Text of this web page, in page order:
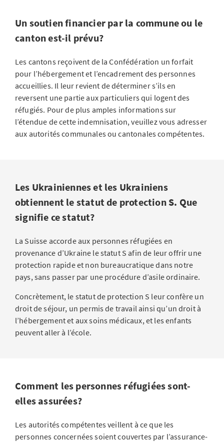
Un soutien financier par la commune ou le
canton est-il prévu?
Les cantons reçoivent de la Confédération un forfait
pour l’hébergement et l’encadrement des personnes
accueillies. Il leur revient de déterminer s’ils en
reversent une partie aux particuliers qui logent des
réfugiés. Pour de plus amples informations sur
l’étendue de cette indemnisation, veuillez vous adresser
aux autorités communales ou cantonales compétentes.
Les Ukrainiennes et les Ukrainiens
obtiennent le statut de protection S. Que
signifie ce statut?
La Suisse accorde aux personnes réfugiées en
provenance d’Ukraine le statut S afin de leur offrir une
protection rapide et non bureaucratique dans notre
pays, sans passer par une procédure d’asile ordinaire.
Concrètement, le statut de protection S leur confère un
droit de séjour, un permis de travail ainsi qu’un droit à
l’hébergement et aux soins médicaux, et les enfants
peuvent aller à l’école.
Comment les personnes réfugiées sont-
elles assurées?
Les autorités compétentes veillent à ce que les
personnes concernées soient couvertes par l’assurance-